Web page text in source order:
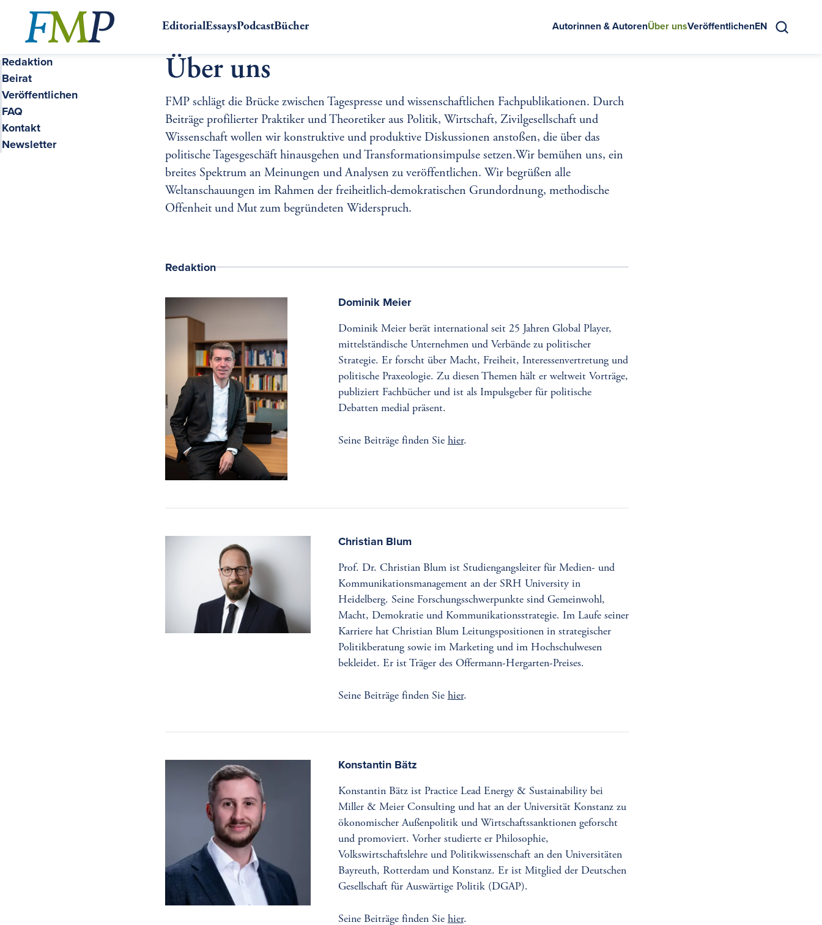
Hauptinhalt
EditorialEssaysPodcastBücher Autorinnen & AutorenÜber unsVeröffentlichenEN
Suche
Über uns
FMP schlägt die Brücke zwischen Tagespresse und wissenschaftlichen Fachpublikationen. Durch
Beiträge profilierter Praktiker und Theoretiker aus Politik, Wirtschaft, Zivilgesellschaft und
Wissenschaft wollen wir konstruktive und produktive Diskussionen anstoßen, die über das
politische Tagesgeschäft hinausgehen und Transformationsimpulse setzen.Wir bemühen uns, ein
breites Spektrum an Meinungen und Analysen zu veröffentlichen. Wir begrüßen alle
Weltanschauungen im Rahmen der freiheitlich-demokratischen Grundordnung, methodische
Offenheit und Mut zum begründeten Widerspruch.
Table
of
contents
Redaktion
Beirat
Veröffentlichen
FAQ
Kontakt
Newsletter
Redaktion
Dominik Meier
Dominik Meier berät international seit 25 Jahren Global Player,
mittelständische Unternehmen und Verbände zu politischer
Strategie. Er forscht über Macht, Freiheit, Interessenvertretung und
politische Praxeologie. Zu diesen Themen hält er weltweit Vorträge,
publiziert Fachbücher und ist als Impulsgeber für politische
Debatten medial präsent.
Seine Beiträge finden Sie hier.
Christian Blum
Prof. Dr. Christian Blum ist Studiengangsleiter für Medien- und
Kommunikationsmanagement an der SRH University in
Heidelberg. Seine Forschungsschwerpunkte sind Gemeinwohl,
Macht, Demokratie und Kommunikationsstrategie. Im Laufe seiner
Karriere hat Christian Blum Leitungspositionen in strategischer
Politikberatung sowie im Marketing und im Hochschulwesen
bekleidet. Er ist Träger des Offermann-Hergarten-Preises.
Seine Beiträge finden Sie hier.
Konstantin Bätz
Konstantin Bätz ist Practice Lead Energy & Sustainability bei
Miller & Meier Consulting und hat an der Universität Konstanz zu
ökonomischer Außenpolitik und Wirtschaftssanktionen geforscht
und promoviert. Vorher studierte er Philosophie,
Volkswirtschaftslehre und Politikwissenschaft an den Universitäten
Bayreuth, Rotterdam und Konstanz. Er ist Mitglied der Deutschen
Gesellschaft für Auswärtige Politik (DGAP).
Seine Beiträge finden Sie hier.